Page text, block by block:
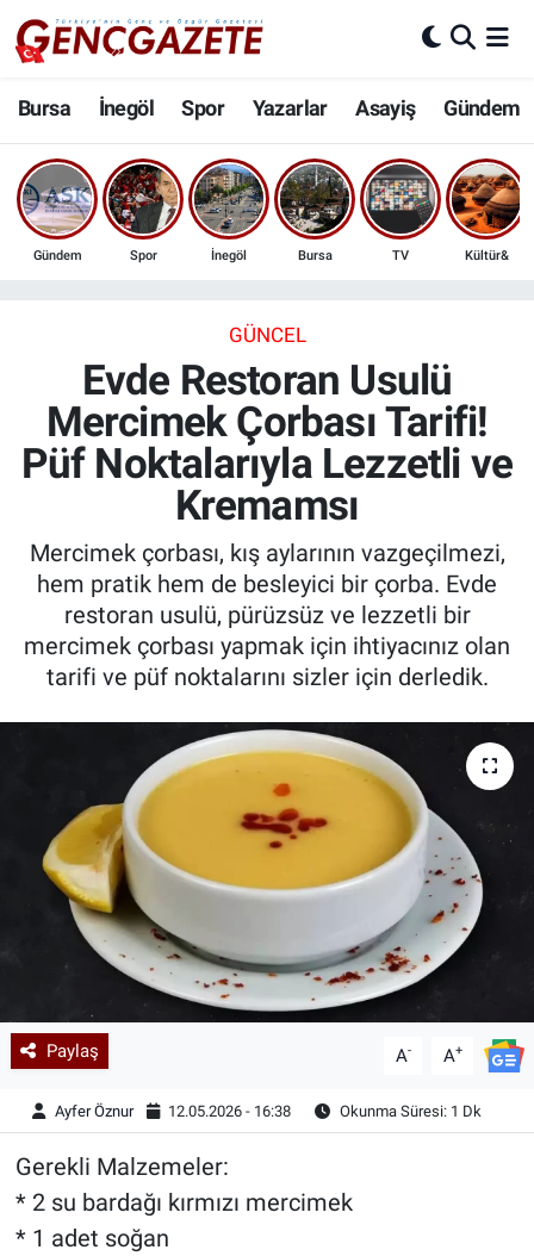
Bursa İnegöl Spor Yazarlar Asayiş Gündem
Gündem Spor İnegöl Bursa TV Kültür&
GÜNCEL
Evde Restoran Usulü
Mercimek Çorbası Tarifi!
Püf Noktalarıyla Lezzetli ve
Kremamsı
Mercimek çorbası, kış aylarının vazgeçilmezi,
hem pratik hem de besleyici bir çorba. Evde
restoran usulü, pürüzsüz ve lezzetli bir
mercimek çorbası yapmak için ihtiyacınız olan
tarifi ve püf noktalarını sizler için derledik.
Paylaş A- A+
Ayfer Öznur 12.05.2026 - 16:38 Okunma Süresi: 1 Dk
Gerekli Malzemeler:
* 2 su bardağı kırmızı mercimek
* 1 adet soğan
Bursa
İnegöl
3.SAYFA
Ekonomi
Güncel
Kadın & Aile
Kültür & Sanat
Teknoloji
Yazarlar
Astroloji-Rüya
Nöbetçi Eczaneler
Hava Durumu
Trafik Durumu
Son Dakika Haberleri
Haber Arşivi